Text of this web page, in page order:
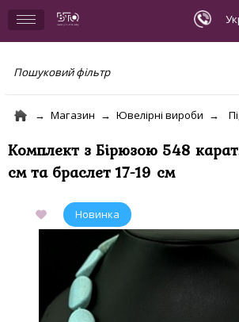
Пошуковий фільтр
Магазин Ювелірні вироби
Комплект з Бірюзою 548
см та браслет 17-19 см